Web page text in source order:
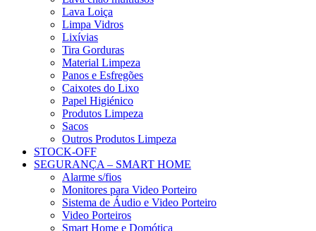
Lava Loiça
Limpa Vidros
Lixívias
Tira Gorduras
Material Limpeza
Panos e Esfregões
Caixotes do Lixo
Papel Higiénico
Produtos Limpeza
Sacos
Outros Produtos Limpeza
STOCK-OFF
SEGURANÇA – SMART HOME
Alarme s/fios
Monitores para Video Porteiro
Sistema de Áudio e Video Porteiro
Video Porteiros
Smart Home e Domótica